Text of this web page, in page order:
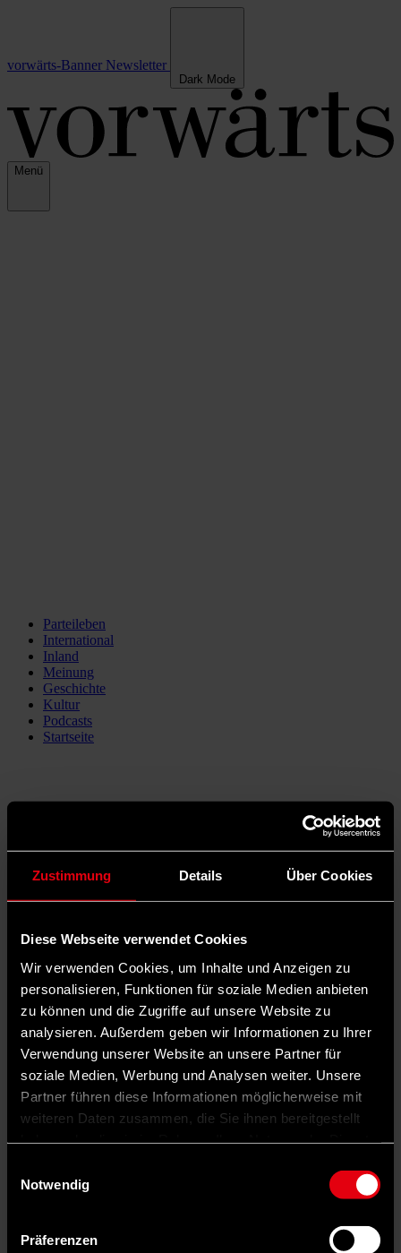
Zustimmung Details Über Cookies
Diese Webseite verwendet Cookies
Wir verwenden Cookies, um Inhalte und Anzeigen zu
personalisieren, Funktionen für soziale Medien anbieten
zu können und die Zugriffe auf unsere Website zu
analysieren. Außerdem geben wir Informationen zu Ihrer
Verwendung unserer Website an unsere Partner für
soziale Medien, Werbung und Analysen weiter. Unsere
Partner führen diese Informationen möglicherweise mit
weiteren Daten zusammen, die Sie ihnen bereitgestellt
Notwendig
Präferenzen
vorwärts-Banner Newsletter
Dark Mode
Menü
Parteileben
International
Inland
Meinung
Geschichte
Kultur
Podcasts
Startseite